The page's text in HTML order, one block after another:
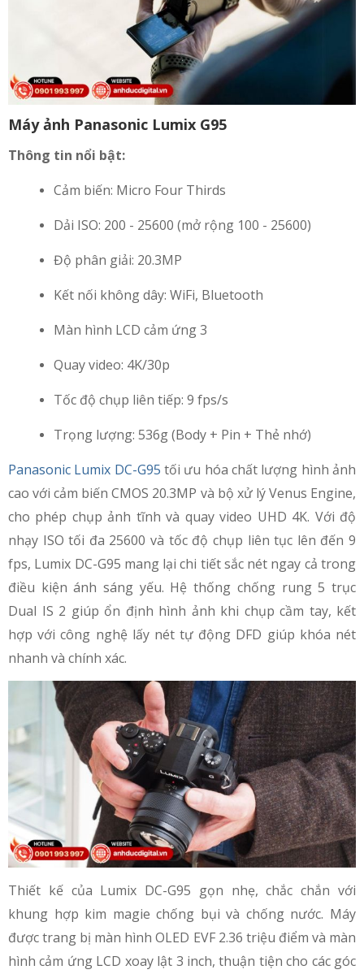
Máy ảnh Panasonic Lumix G95
Thông tin nổi bật:
Cảm biến: Micro Four Thirds
Dải ISO: 200 - 25600 (mở rộng 100 - 25600)
Độ phân giải: 20.3MP
Kết nối không dây: WiFi, Bluetooth
Màn hình LCD cảm ứng 3
Quay video: 4K/30p
Tốc độ chụp liên tiếp: 9 fps/s
Trọng lượng: 536g (Body + Pin + Thẻ nhớ)
Panasonic Lumix DC-G95 tối ưu hóa chất lượng hình ảnh
cao với cảm biến CMOS 20.3MP và bộ xử lý Venus Engine,
cho phép chụp ảnh tĩnh và quay video UHD 4K. Với độ
nhạy ISO tối đa 25600 và tốc độ chụp liên tục lên đến 9
fps, Lumix DC-G95 mang lại chi tiết sắc nét ngay cả trong
điều kiện ánh sáng yếu. Hệ thống chống rung 5 trục
Dual IS 2 giúp ổn định hình ảnh khi chụp cầm tay, kết
hợp với công nghệ lấy nét tự động DFD giúp khóa nét
nhanh và chính xác.
Thiết kế của Lumix DC-G95 gọn nhẹ, chắc chắn với
khung hợp kim magie chống bụi và chống nước. Máy
được trang bị màn hình OLED EVF 2.36 triệu điểm và màn
hình cảm ứng LCD xoay lật 3 inch, thuận tiện cho các góc